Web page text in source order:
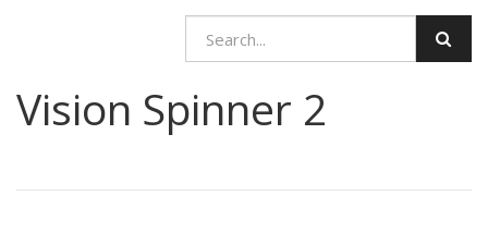
Vision Spinner 2